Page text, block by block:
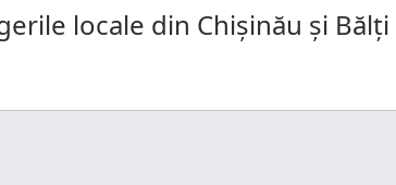
locale din Chișinău și Bălți